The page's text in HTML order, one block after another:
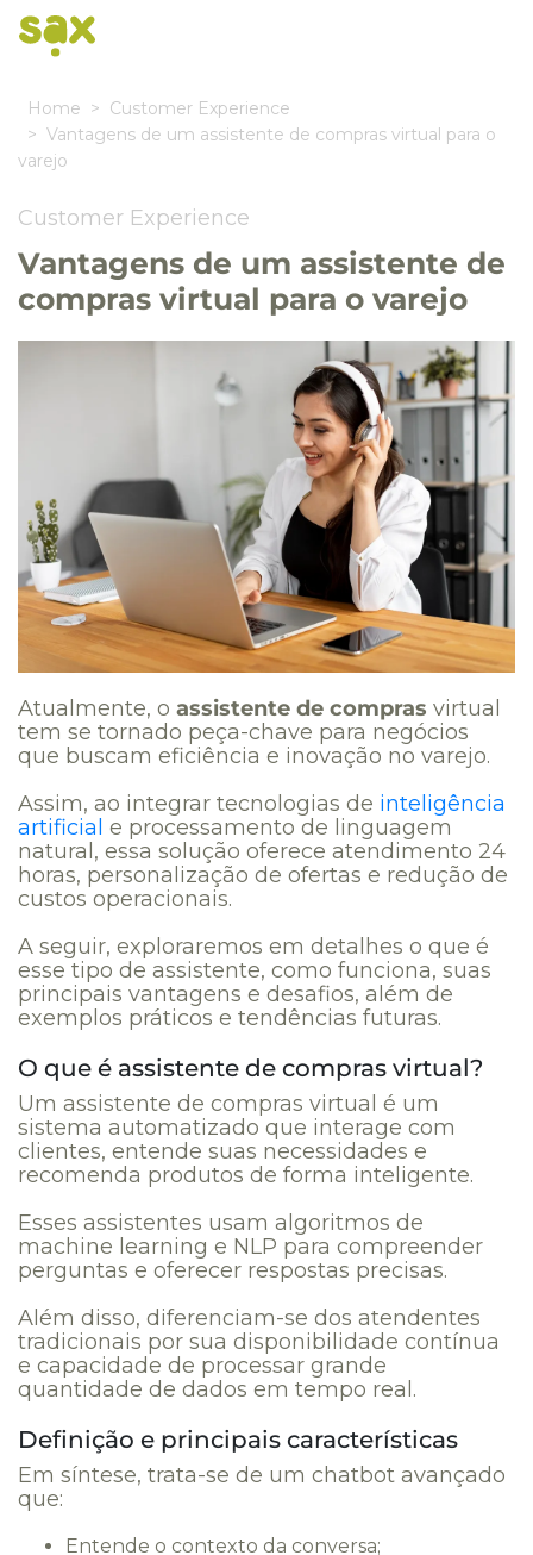
Home
Customer Experience
Vantagens de um assistente de compras virtual para o
varejo
Customer Experience
Vantagens de um assistente de
compras virtual para o varejo
Atualmente, o assistente de compras virtual
tem se tornado peça-chave para negócios
que buscam eficiência e inovação no varejo.
Assim, ao integrar tecnologias de inteligência
artificial e processamento de linguagem
natural, essa solução oferece atendimento 24
horas, personalização de ofertas e redução de
custos operacionais.
A seguir, exploraremos em detalhes o que é
esse tipo de assistente, como funciona, suas
principais vantagens e desafios, além de
exemplos práticos e tendências futuras.
O que é assistente de compras virtual?
Um assistente de compras virtual é um
sistema automatizado que interage com
clientes, entende suas necessidades e
recomenda produtos de forma inteligente.
Esses assistentes usam algoritmos de
machine learning e NLP para compreender
perguntas e oferecer respostas precisas.
Além disso, diferenciam-se dos atendentes
tradicionais por sua disponibilidade contínua
e capacidade de processar grande
quantidade de dados em tempo real.
Definição e principais características
Em síntese, trata-se de um chatbot avançado
que:
Entende o contexto da conversa;